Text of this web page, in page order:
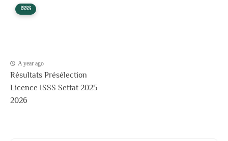
ISSS
A year ago
Résultats Présélection
Licence ISSS Settat 2025-
2026